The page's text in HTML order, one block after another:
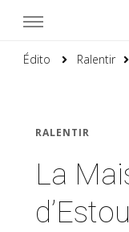
Édito Ralentir
RALENTIR
La